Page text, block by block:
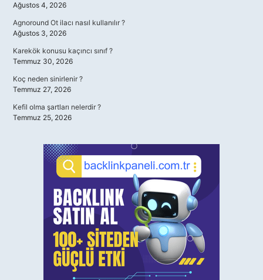
Ağustos 4, 2026
Agnoround Ot ilacı nasıl kullanılır ?
Ağustos 3, 2026
Karekök konusu kaçıncı sınıf ?
Temmuz 30, 2026
Koç neden sinirlenir ?
Temmuz 27, 2026
Kefil olma şartları nelerdir ?
Temmuz 25, 2026